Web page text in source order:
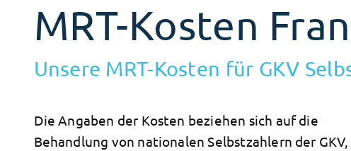
MRT-Kosten
Unsere MRT-Kosten für GKV
Die Angaben der Kosten beziehen sich auf die
Behandlung von nationalen Selbstzahlern der